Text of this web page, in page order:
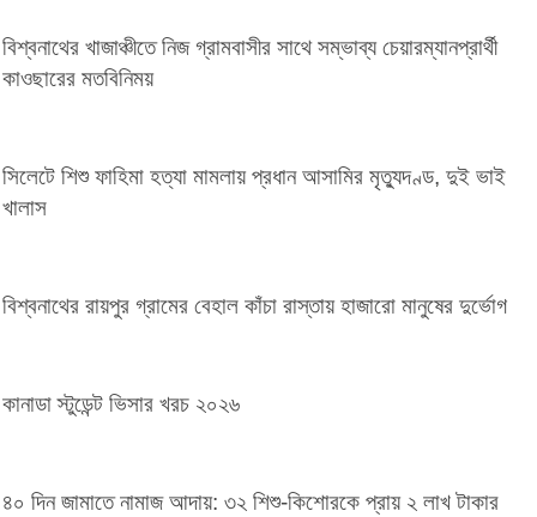
বিশ্বনাথের খাজাঞ্চীতে নিজ গ্রামবাসীর সাথে সম্ভাব্য চেয়ারম্যানপ্রার্থী
কাওছারের মতবিনিময়
সিলেটে শিশু ফাহিমা হত্যা মামলায় প্রধান আসামির মৃত্যুদণ্ড, দুই ভাই
খালাস
বিশ্বনাথের রায়পুর গ্রামের বেহাল কাঁচা রাস্তায় হাজারো মানুষের দুর্ভোগ
কানাডা স্টুডেন্ট ভিসার খরচ ২০২৬
৪০ দিন জামাতে নামাজ আদায়: ৩২ শিশু-কিশোরকে প্রায় ২ লাখ টাকার